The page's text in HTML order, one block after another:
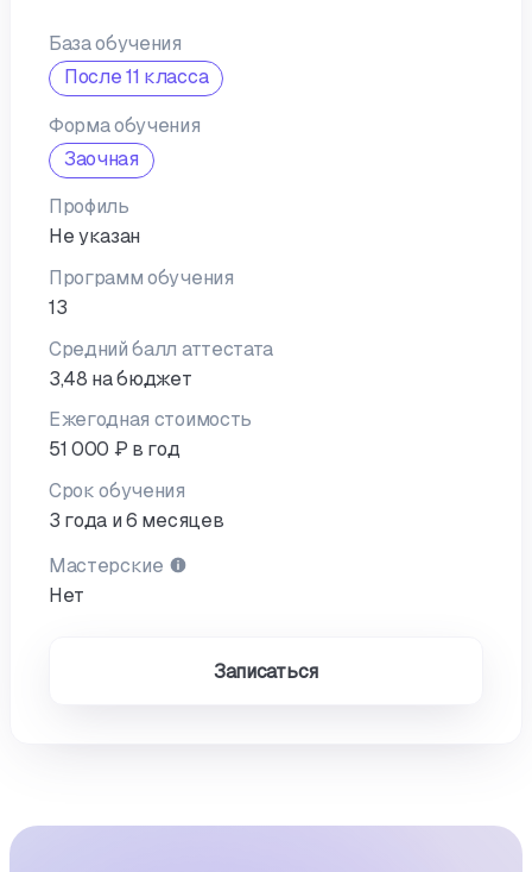
База обучения
После 11 класса
Форма обучения
Заочная
Профиль
Не указан
Программ обучения
13
Средний балл аттестата
3,48 на бюджет
Ежегодная стоимость
51 000 ₽ в год
Срок обучения
3 года и 6 месяцев
Мастерские
Нет
Записаться